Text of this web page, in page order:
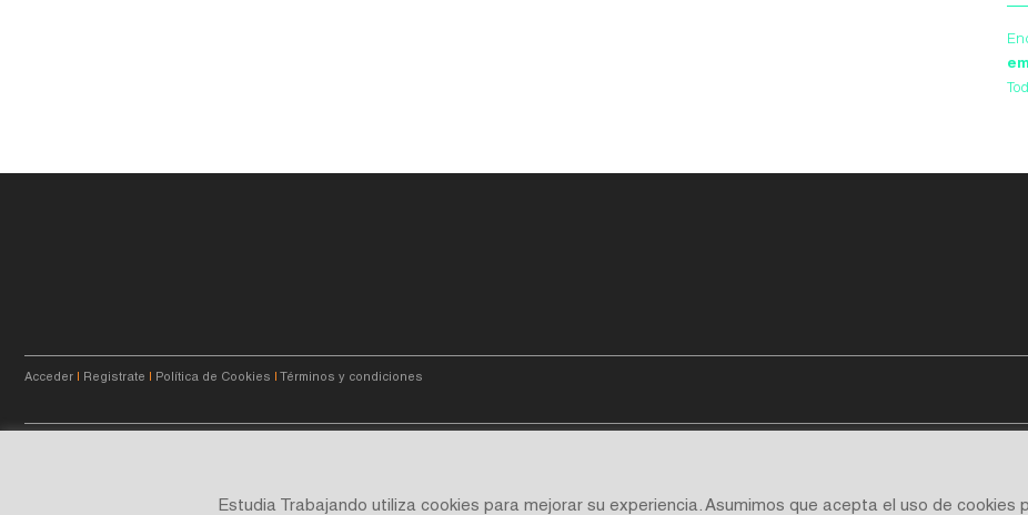
Acceder | Registrate | Política de Cookies | Términos y condiciones
Estudia Trabajando utiliza cookies para mejorar su experiencia. Asumimos que acepta el uso de cookies